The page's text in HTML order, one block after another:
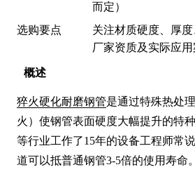
概述
猝火硬化耐磨钢管是通过特殊热处
火）使钢管表面硬度大幅提升的特
等行业工作了15年的设备工程师常
道可以抵普通钢管3-5倍的使用寿命。
而定）
选购要点
关注材质硬度、厚
厂家资质及实际应用